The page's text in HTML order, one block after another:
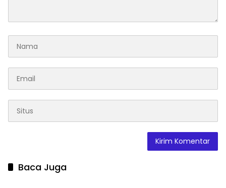
Baca Juga